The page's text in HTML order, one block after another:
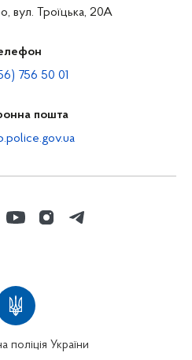
вул. Троїцька, 20А
756 50 01
пошта
поліція України